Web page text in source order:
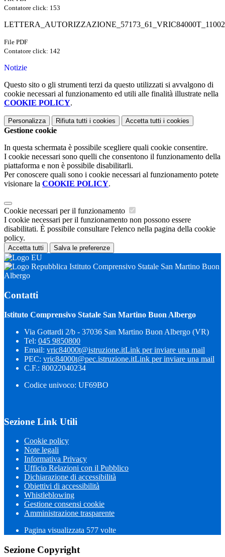
Contatore click: 153
File PDF
Contatore click: 142
Notizie
Questo sito o gli strumenti terzi da questo utilizzati si avvalgono di
cookie necessari al funzionamento ed utili alle finalità illustrate nella
COOKIE POLICY.
Personalizza Rifiuta tutti i cookies Accetta tutti i cookies
Gestione cookie
In questa schermata è possibile scegliere quali cookie consentire.
I cookie necessari sono quelli che consentono il funzionamento della
piattaforma e non è possibile disabilitarli.
Per conoscere quali sono i cookie necessari al funzionamento potete
visionare la COOKIE POLICY.
Cookie necessari per il funzionamento
I cookie necessari per il funzionamento non possono essere
disabilitati. È possibile consultare l'elenco nella pagina della cookie
policy.
Accetta tutti Salva le preferenze
Istituto Comprensivo Statale San Martino Buon
Albergo
Contatti
Istituto Comprensivo Statale San Martino Buon Albergo
Via Gottardi 2/b - 37036 San Martino Buon Albergo (VR)
Tel: 045 9850800
Email: vric84000t@istruzione.itLink per inviare una mail
PEC: vric84000t@pec.istruzione.itLink per inviare una mail
C.F.: 80022040234
Codice univoco: UF69BO
Sezione Link Utili
Cookie policy
Note legali
Informativa Privacy
Ufficio Relazioni con il Pubblico
Dichiarazione di accessibilità
Obiettivi di accessibilità
Whistleblowing
Gestione consensi cookie
Amministrazione trasparente
Pagina visualizzata 577 volte
Sezione Copyright